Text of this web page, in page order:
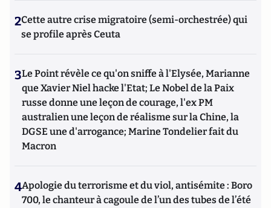
2Cette autre crise migratoire (semi-orchestrée) qui
se profile après Ceuta
3Le Point révèle ce qu'on sniffe à l'Elysée, Marianne
que Xavier Niel hacke l'Etat; Le Nobel de la Paix
russe donne une leçon de courage, l'ex PM
australien une leçon de réalisme sur la Chine, la
DGSE une d'arrogance; Marine Tondelier fait du
Macron
4Apologie du terrorisme et du viol, antisémite : Boro
700, le chanteur à cagoule de l’un des tubes de l’été